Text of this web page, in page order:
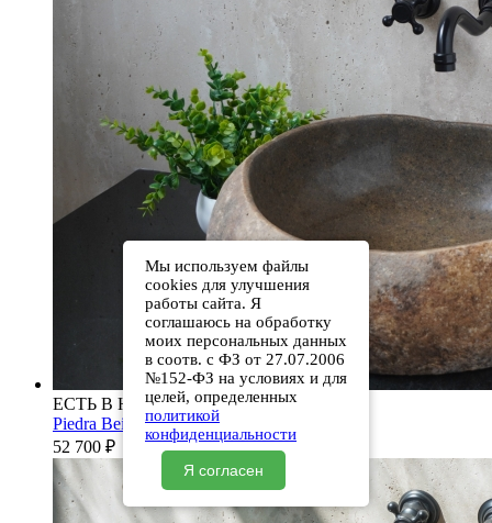
ЕСТЬ В НАЛИЧИИ
Piedra Beige S286 00501111613
52 700 ₽
Мы используем файлы
cookies для улучшения
работы сайта. Я
соглашаюсь на обработку
моих персональных данных
в соотв. с ФЗ от 27.07.2006
№152-ФЗ на условиях и для
целей, определенных
политикой
конфиденциальности
Я согласен